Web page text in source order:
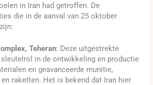
in Iran had getroffen. De
die in de aanval van 25 oktober
Teheran: Deze uitgestrekte
in de ontwikkeling en productie
en geavanceerde munitie,
raketten. Het is bekend dat Iran hier